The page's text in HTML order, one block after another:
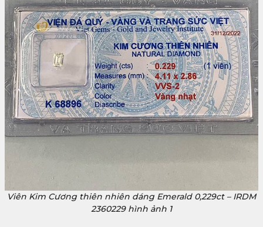
Viên Kim Cương thiên nhiên dáng Emerald 0,229ct – IRDM
2360229 hình ảnh 1